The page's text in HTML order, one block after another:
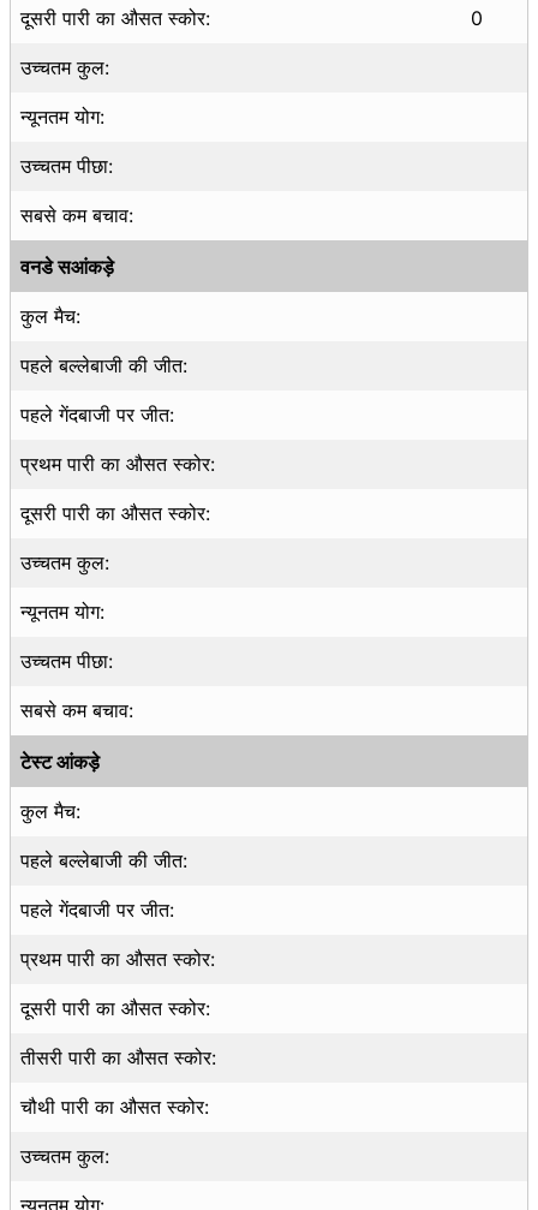
दूसरी पारी का औसत स्कोर: 0
उच्चतम कुल:
न्यूनतम योग:
उच्चतम पीछा:
सबसे कम बचाव:
वनडे सआंकड़े
कुल मैच:
पहले बल्लेबाजी की जीत:
पहले गेंदबाजी पर जीत:
प्रथम पारी का औसत स्कोर:
दूसरी पारी का औसत स्कोर:
उच्चतम कुल:
न्यूनतम योग:
उच्चतम पीछा:
सबसे कम बचाव:
टेस्ट आंकड़े
कुल मैच:
पहले बल्लेबाजी की जीत:
पहले गेंदबाजी पर जीत:
प्रथम पारी का औसत स्कोर:
दूसरी पारी का औसत स्कोर:
तीसरी पारी का औसत स्कोर:
चौथी पारी का औसत स्कोर:
उच्चतम कुल:
न्यूनतम योग: